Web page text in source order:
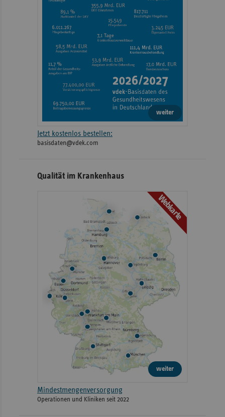
weiter
Jetzt kostenlos bestellen:
basisdaten@vdek.com
Qualität im Krankenhaus
Webkarte
weiter
Mindestmengenversorgung
Operationen und Kliniken seit 2022